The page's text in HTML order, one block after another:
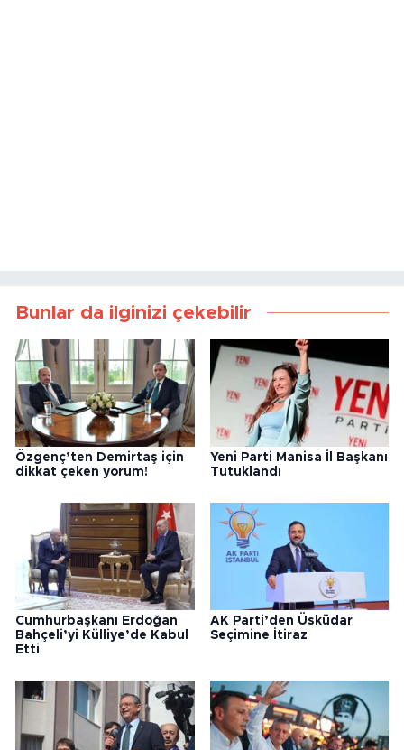
Bunlar da ilginizi çekebilir
Özgenç’ten Demirtaş için
dikkat çeken yorum!
Yeni Parti Manisa İl Başkanı
Tutuklandı
Cumhurbaşkanı Erdoğan
Bahçeli’yi Külliye’de Kabul
Etti
AK Parti’den Üsküdar
Seçimine İtiraz